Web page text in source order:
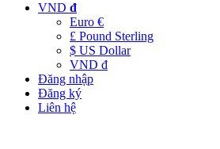
VND đ
Euro €
£ Pound Sterling
$ US Dollar
VND đ
Đăng nhập
Đăng ký
Liên hệ